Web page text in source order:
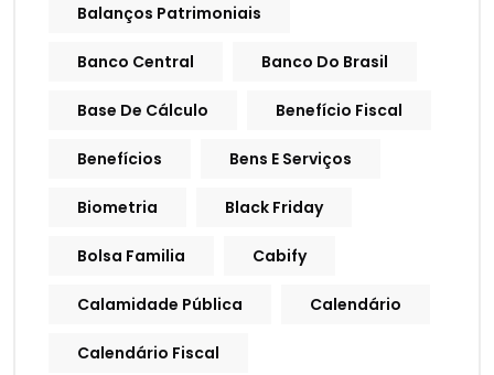
Balanços Patrimoniais
Banco Central Banco Do Brasil
Base De Cálculo Benefício Fiscal
Benefícios Bens E Serviços
Biometria Black Friday
Bolsa Familia Cabify
Calamidade Pública Calendário
Calendário Fiscal